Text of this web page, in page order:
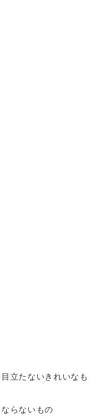
立たないきれいなも
らないもの